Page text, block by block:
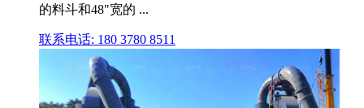
的料斗和48"宽的 ...
联系电话: 180 3780 8511